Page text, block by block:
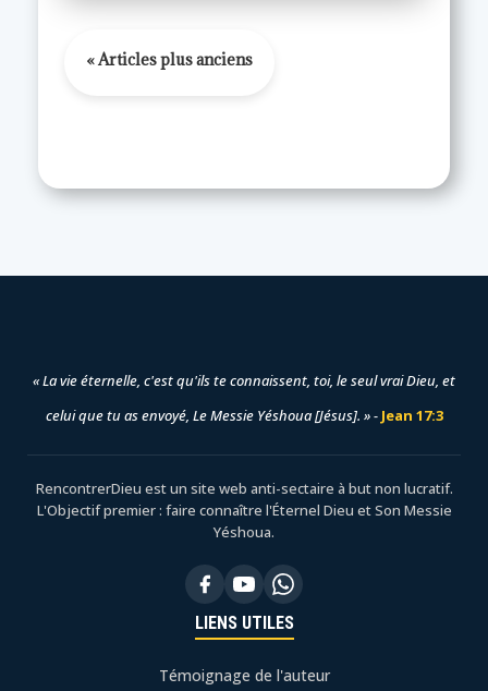
« La vie éternelle, c'est qu'ils te connaissent, toi, le seul vrai Dieu, et
celui que tu as envoyé, Le Messie Yéshoua [Jésus]. » - Jean 17:3
RencontrerDieu est un site web anti-sectaire à but non lucratif.
L'Objectif premier : faire connaître l'Éternel Dieu et Son Messie
Yéshoua.
LIENS UTILES
Témoignage de l'auteur